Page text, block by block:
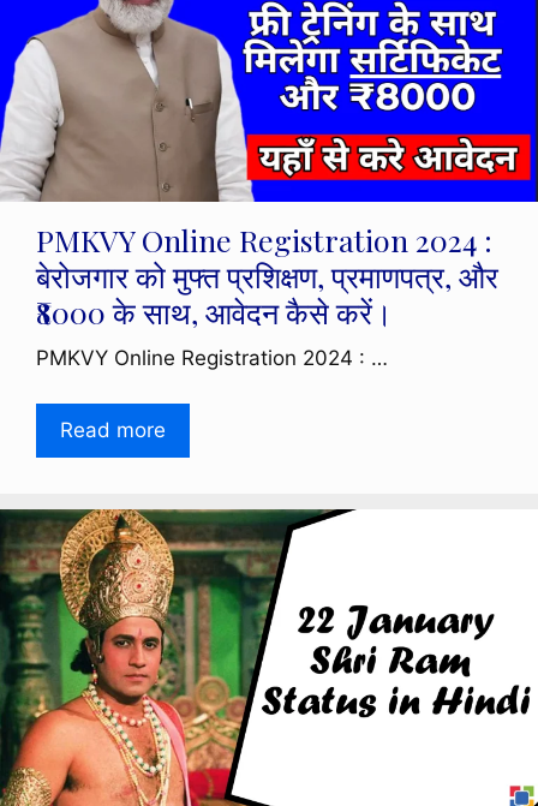
PMKVY Online Registration 2024 :
बेरोजगार को मुफ्त प्रशिक्षण, प्रमाणपत्र, और
₹8000 के साथ, आवेदन कैसे करें।
PMKVY Online Registration 2024 : …
Read more